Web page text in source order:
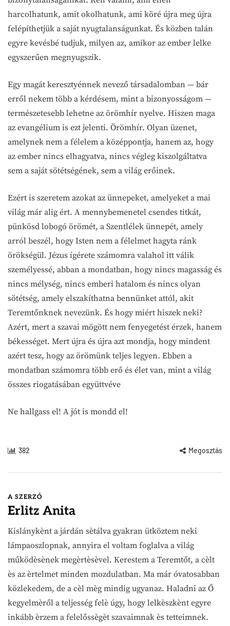
harcolhatunk, amit okolhatunk, ami köré újra meg újra
felépíthetjük a saját nyugtalanságunkat. És közben talán
egyre kevésbé tudjuk, milyen az, amikor az ember lelke
egyszerűen megnyugszik.
Egy magát keresztyénnek nevező társadalomban — bár
erről nekem több a kérdésem, mint a bizonyosságom —
természetesebb lehetne az örömhír nyelve. Hiszen maga
az evangélium is ezt jelenti. Örömhír. Olyan üzenet,
amelynek nem a félelem a középpontja, hanem az, hogy
az ember nincs elhagyatva, nincs végleg kiszolgáltatva
sem a saját sötétségének, sem a világ erőinek.
Ezért is szeretem azokat az ünnepeket, amelyeket a mai
világ már alig ért. A mennybemenetel csendes titkát,
pünkösd lobogó örömét, a Szentlélek ünnepét, amely
arról beszél, hogy Isten nem a félelmet hagyta ránk
örökségül. Jézus ígérete számomra valahol itt válik
személyessé, abban a mondatban, hogy nincs magasság és
nincs mélység, nincs emberi hatalom és nincs olyan
sötétség, amely elszakíthatna bennünket attól, akit
Teremtőnknek nevezünk. És hogy miért hiszek neki?
Azért, mert a szavai mögött nem fenyegetést érzek, hanem
békességet. Mert újra és újra azt mondja, hogy mindent
azért tesz, hogy az örömünk teljes legyen. Ebben a
mondatban számomra több erő és élet van, mint a világ
összes riogatásában együttvéve
Ne hallgass el! A jót is mondd el!
382 Megosztás
A SZERZŐ
Erlitz Anita
Kislánykènt a járdán sètálva gyakran ütköztem neki
lámpaoszlopnak, annyira el voltam foglalva a világ
működèsènek megèrtèsèvel. Kerestem a Teremtőt, a cèlt
ès az èrtelmet minden mozdulatban. Ma már óvatosabban
közlekedem, de a cèl mèg mindig ugyanaz. Haladni az Ő
kegyelmèről a teljesség felè úgy, hogy lelkèszkènt egyre
inkább èrzem a felelőssègèt szavaimnak ès tetteimnek.